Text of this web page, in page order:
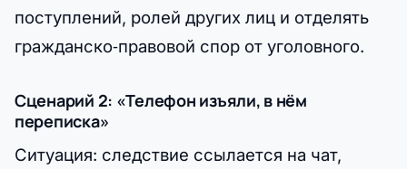
поступлений, ролей других лиц и отделять
гражданско‑правовой спор от уголовного.
Сценарий 2: «Телефон изъяли, в нём
переписка»
Ситуация: следствие ссылается на чат,